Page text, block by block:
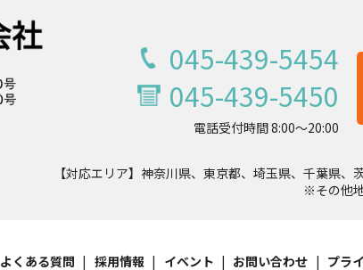
045-439-5454
045-439-5450
電話受付時間 8:00～20:00
【対応エリア】 神奈川県、東京都、埼玉県、千葉県、
※その他
よくある質問 採用情報 イベント お問い合わせ プラ